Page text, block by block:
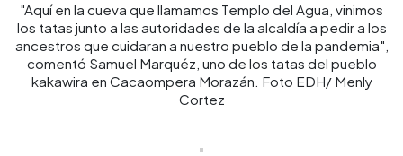
"Aquí en la cueva que llamamos Templo del Agua, vinimos
los tatas junto a las autoridades de la alcaldía a pedir a los
ancestros que cuidaran a nuestro pueblo de la pandemia",
comentó Samuel Marquéz, uno de los tatas del pueblo
kakawira en Cacaompera Morazán. Foto EDH/ Menly
Cortez